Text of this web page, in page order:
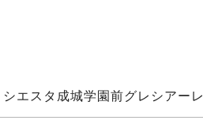
エスタ成城学園前グレシアーレ